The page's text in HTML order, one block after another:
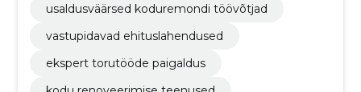
usaldusväärsed koduremondi töövõtjad
vastupidavad ehituslahendused
ekspert torutööde paigaldus